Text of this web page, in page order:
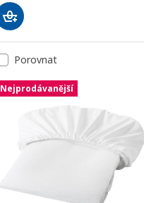
Porovnat
Nejprodávanější